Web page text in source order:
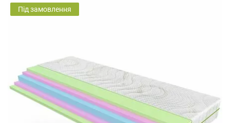
Під замовлення